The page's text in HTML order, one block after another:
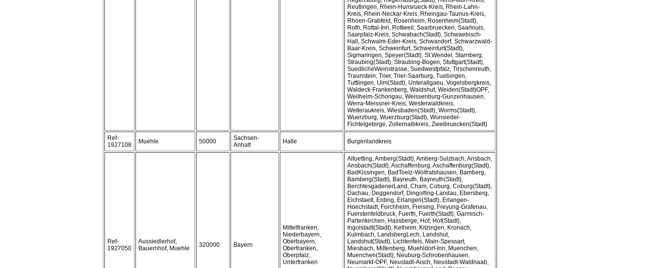
Reutlingen, Rhein-Hunsrueck-Kreis, Rhein-Lahn-
Kreis, Rhein-Neckar-Kreis, Rheingau-Taunus-Kreis,
Rhoen-Grabfeld, Rosenheim, Rosenheim(Stadt),
Roth, Rottal-Inn, Rottweil, Saarbruecken, Saarlouis,
Saarpfalz-Kreis, Schwabach(Stadt), Schwaebisch-
Hall, Schwalm-Eder-Kreis, Schwandorf, Schwarzwald-
Baar-Kreis, Schweinfurt, Schweinfurt(Stadt),
Sigmaringen, Speyer(Stadt), St.Wendel, Starnberg,
Straubing(Stadt), Straubing-Bogen, Stuttgart(Stadt),
SuedlicheWeinstrasse, Suedwestpfalz, Tirschenreuth,
Traunstein, Trier, Trier-Saarburg, Tuebingen,
Tuttlingen, Ulm(Stadt), Unterallgaeu, Vogelsbergkreis,
Waldeck-Frankenberg, Waldshut, Weiden(Stadt)OPF,
Weilheim-Schongau, Weissenburg-Gunzenhausen,
Werra-Meissner-Kreis, Westerwaldkreis,
Wetteraukreis, Wiesbaden(Stadt), Worms(Stadt),
Wuerzburg, Wuerzburg(Stadt), Wunsiedel-
Fichtelgebirge, Zollernalbkreis, Zweibruecken(Stadt)
Ref-
1927108
Muehle 50000
Sachsen-
Anhalt
Halle Burgenlandkreis
Ref-
1927050
Aussiedlerhof,
Bauernhof, Muehle
320000 Bayern
Mittelfranken,
Niederbayern,
Oberbayern,
Oberfranken,
Oberpfalz,
Unterfranken
Altoetting, Amberg(Stadt), Amberg-Sulzbach, Ansbach,
Ansbach(Stadt), Aschaffenburg, Aschaffenburg(Stadt),
BadKissingen, BadToelz-Wolfratshausen, Bamberg,
Bamberg(Stadt), Bayreuth, Bayreuth(Stadt),
BerchtesgadenerLand, Cham, Coburg, Coburg(Stadt),
Dachau, Deggendorf, Dingolfing-Landau, Ebersberg,
Eichstaett, Erding, Erlangen(Stadt), Erlangen-
Hoechstadt, Forchheim, Freising, Freyung-Grafenau,
Fuerstenfeldbruck, Fuerth, Fuerth(Stadt), Garmisch-
Partenkirchen, Hassberge, Hof, Hof(Stadt),
Ingolstadt(Stadt), Kelheim, Kitzingen, Kronach,
Kulmbach, LandsbergLech, Landshut,
Landshut(Stadt), Lichtenfels, Main-Spessart,
Miesbach, Miltenberg, Muehldorf-Inn, Muenchen,
Muenchen(Stadt), Neuburg-Schrobenhausen,
Neumarkt-OPF, Neustadt-Aisch, Neustadt-Waldnaab,